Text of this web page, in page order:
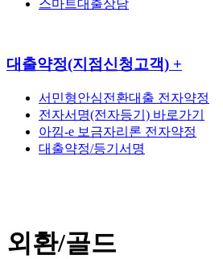
스마트대출상담
대출약정(지점신청고객) +
서민형안심전환대출 전자약정
전자서명(전자등기) 바로가기
아낌-e 보금자리론 전자약정
대출약정/등기서명
외환/골드